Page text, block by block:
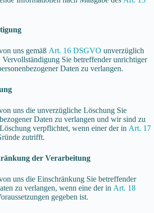
uns gemäß Art. 16 DSGVO unverzüglich
Sie betreffender unrichtiger
Daten zu verlangen.
uns die unverzügliche Löschung Sie
Daten zu verlangen und wir sind zu
verpflichtet, wenn einer der in Art. 17
zutrifft.
der Verarbeitung
uns die Einschränkung Sie betreffender
zu verlangen, wenn eine der in Art. 18
gegeben ist.